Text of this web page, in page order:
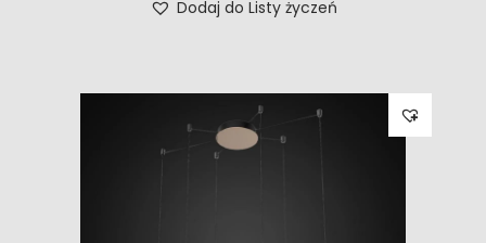
Dodaj do Listy życzeń